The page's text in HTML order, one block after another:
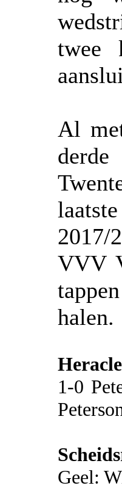
twee
Al
derde
2017/
VVV
halen.
1-0
Geel: